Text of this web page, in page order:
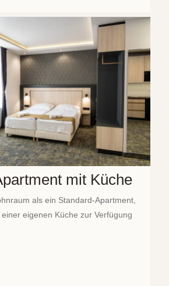
mit Küche
als ein Standard-Apartment,
eigenen Küche zur Verfügung